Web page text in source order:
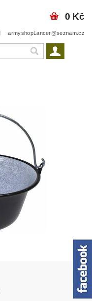
armyshopLancer@seznam.cz
0 Kč